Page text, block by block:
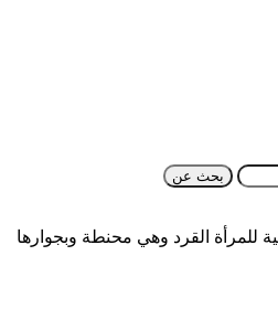
بحث عن
للمرأة القرد وهي محنطة وبجوارها